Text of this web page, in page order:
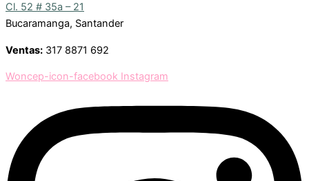
Cl. 52 # 35a – 21
Bucaramanga, Santander
Ventas: 317 8871 692
Woncep-icon-facebook Instagram